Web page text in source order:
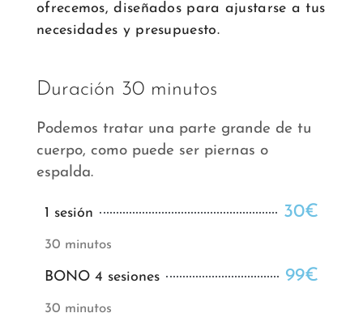
ofrecemos, diseñados para ajustarse a tus
necesidades y presupuesto.
Duración 30 minutos
Podemos tratar una parte grande de tu
cuerpo, como puede ser piernas o
espalda.
1 sesión 30€
30 minutos
BONO 4 sesiones 99€
30 minutos